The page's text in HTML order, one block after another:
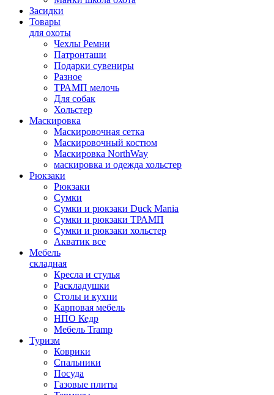
Засидки
Товары
для охоты
Чехлы Ремни
Патронташи
Подарки сувениры
Разное
ТРАМП мелочь
Для собак
Хольстер
Маскировка
Маскировочная сетка
Маскировочный костюм
Маскировка NorthWay
маскировка и одежда хольстер
Рюкзаки
Рюкзаки
Сумки
Сумки и рюкзаки Duck Mania
Сумки и рюкзаки ТРАМП
Сумки и рюкзаки хольстер
Акватик все
Мебель
складная
Кресла и стулья
Раскладушки
Столы и кухни
Карповая мебель
НПО Кедр
Мебель Tramp
Туризм
Коврики
Спальники
Посуда
Газовые плиты